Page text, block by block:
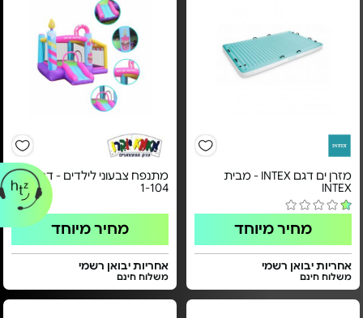
מזרן ים דגם INTEX - מבית
INTEX
מחיר מיוחד
אחריות יבואן רשמי
משלוח חינם
מתנפח צבעוני לילדים - דגם FL-
1-104
מחיר מיוחד
אחריות יבואן רשמי
משלוח חינם